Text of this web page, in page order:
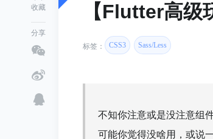
收藏
分享
【Flutter高
标签： CSS3 Sass/Less
不知你注意或是没注意组
可能你觉得没啥用，或说